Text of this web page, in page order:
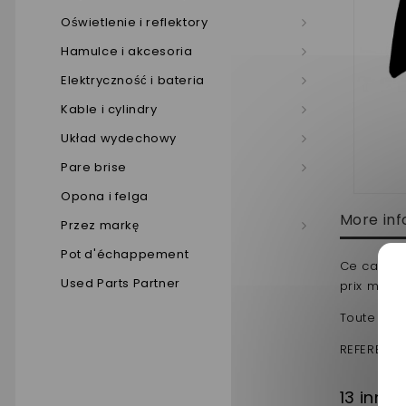
Oświetlenie i reflektory
Hamulce i akcesoria
Elektryczność i bateria
Kable i cylindry
Układ wydechowy
Pare brise
Opona i felga
Przez markę
Pot d'échappement
Used Parts Partner
More
Ce capot
prix
Toute
13